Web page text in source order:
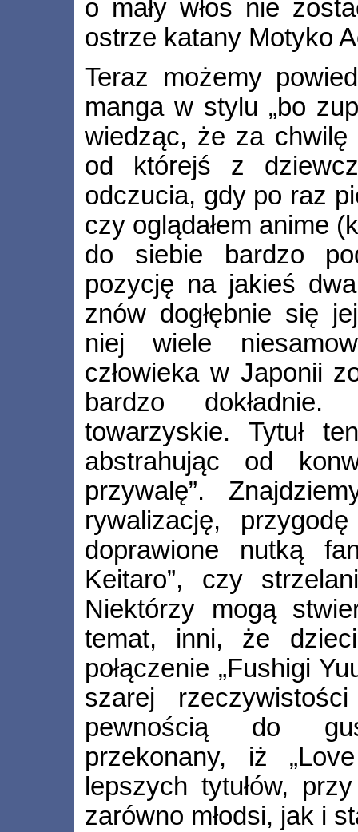
o mały włos nie
ostrze katany Motyko
Teraz możemy
manga w stylu „bo
wiedząc, że za chwilę
od którejś z
odczucia, gdy po raz
czy oglądałem anime
do siebie bardzo
pozycję na jakieś
znów dogłębnie się
niej wiele
człowieka w Japonii
bardzo
towarzyskie. Tytuł
abstrahując od
przywalę”.
rywalizację,
doprawione nutką
Keitaro”, czy
Niektórzy mogą
temat, inni, że
połączenie „Fushigi
szarej
pewnością do
przekonany, iż
lepszych tytułów,
zarówno młodsi, jak i